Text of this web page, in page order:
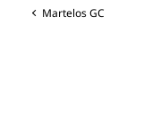
Martelos GC